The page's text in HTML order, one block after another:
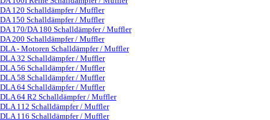
DA 120 Schalldämpfer / Muffler
DA 150 Schalldämpfer / Muffler
DA 170/DA 180 Schalldämpfer / Muffler
DA 200 Schalldämpfer / Muffler
DLA - Motoren Schalldämpfer / Muffler▼
DLA 32 Schalldämpfer / Muffler
DLA 56 Schalldämpfer / Muffler
DLA 58 Schalldämpfer / Muffler
DLA 64 Schalldämpfer / Muffler
DLA 64 R2 Schalldämpfer / Muffler
DLA 112 Schalldämpfer / Muffler
DLA 116 Schalldämpfer / Muffler